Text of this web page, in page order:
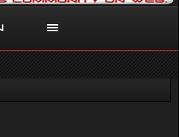
หรือโทร. 081-811-1138
เอียดเพิ่มเติม คลิกที่นี่